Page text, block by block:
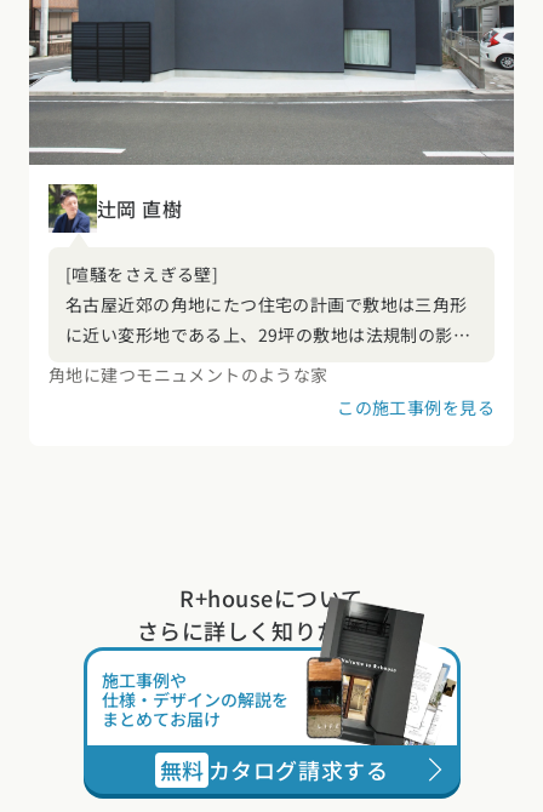
辻岡 直樹
[喧騒をさえぎる壁]
名古屋近郊の角地にたつ住宅の計画で敷地は三角形
に近い変形地である上、29坪の敷地は法規制の影響
で実質19坪という狭小敷地。ここに3人家族のため
の住宅を計画。また、駅が近く利便性抜群の敷地で
角地に建つモニュメントのような家
この施工事例を見る
R+houseについて
さらに詳しく知りたい方は
施工事例や
仕様・デザインの解説を
まとめてお届け
無料 カタログ請求する